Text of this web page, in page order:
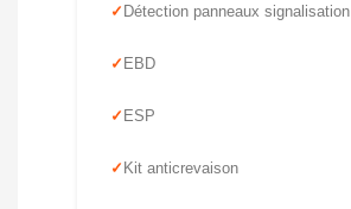
Détection panneaux signalisation
EBD
ESP
Kit anticrevaison